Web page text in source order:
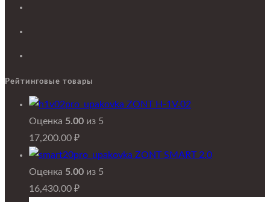
Рейтинговые товары
ZONT H-1V.02
Оценка 5.00 из 5
17,200.00 ₽
ZONT SMART 2.0
Оценка 5.00 из 5
16,430.00 ₽